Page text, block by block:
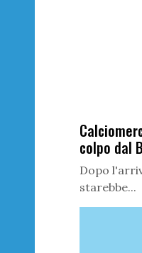
colpo dal
Dopo
starebbe...